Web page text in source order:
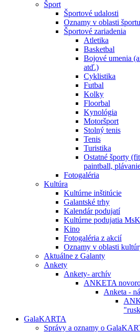
Šport
Športové udalosti
Oznamy v oblasti športu
Športové zariadenia
Atletika
Basketbal
Bojové umenia
atď.)
Cyklistika
Futbal
Kolky
Floorbal
Kynológia
Motoršport
Stolný tenis
Tenis
Turistika
Ostatné športy
paintball,
Fotogaléria
Kultúra
Kultúrne inštitúcie
Galantské trhy
Kalendár podujatí
Kultúrne podujatia
Kino
Fotogaléria z akcií
Oznamy v oblasti
Aktuálne z Galanty
Ankety
Ankety- archív
ANKETA
Anketa -
GalaKARTA
Správy a oznamy o